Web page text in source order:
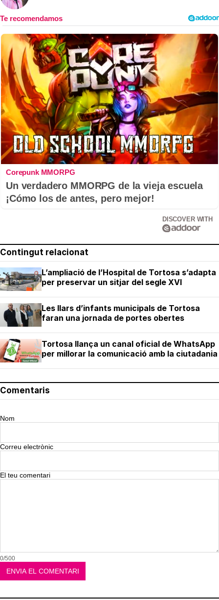
Corepunk MMORPG
Un verdadero MMORPG de la vieja escuela
¡Cómo los de antes, pero mejor!
DISCOVER WITH
Contingut relacionat
L’ampliació de l’Hospital de Tortosa s’adapta
per preservar un sitjar del segle XVI
Les llars d’infants municipals de Tortosa
faran una jornada de portes obertes
Tortosa llança un canal oficial de WhatsApp
per millorar la comunicació amb la ciutadania
Comentaris
Nom
Correu electrònic
El teu comentari
0/500